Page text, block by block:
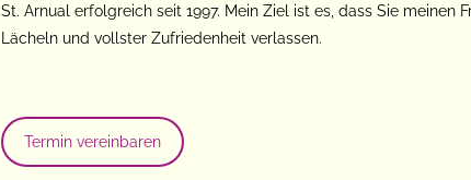
St. Arnual erfolgreich seit 1997. Mein Ziel ist es, dass Sie meinen
Lächeln und vollster Zufriedenheit verlassen.
Termin vereinbaren